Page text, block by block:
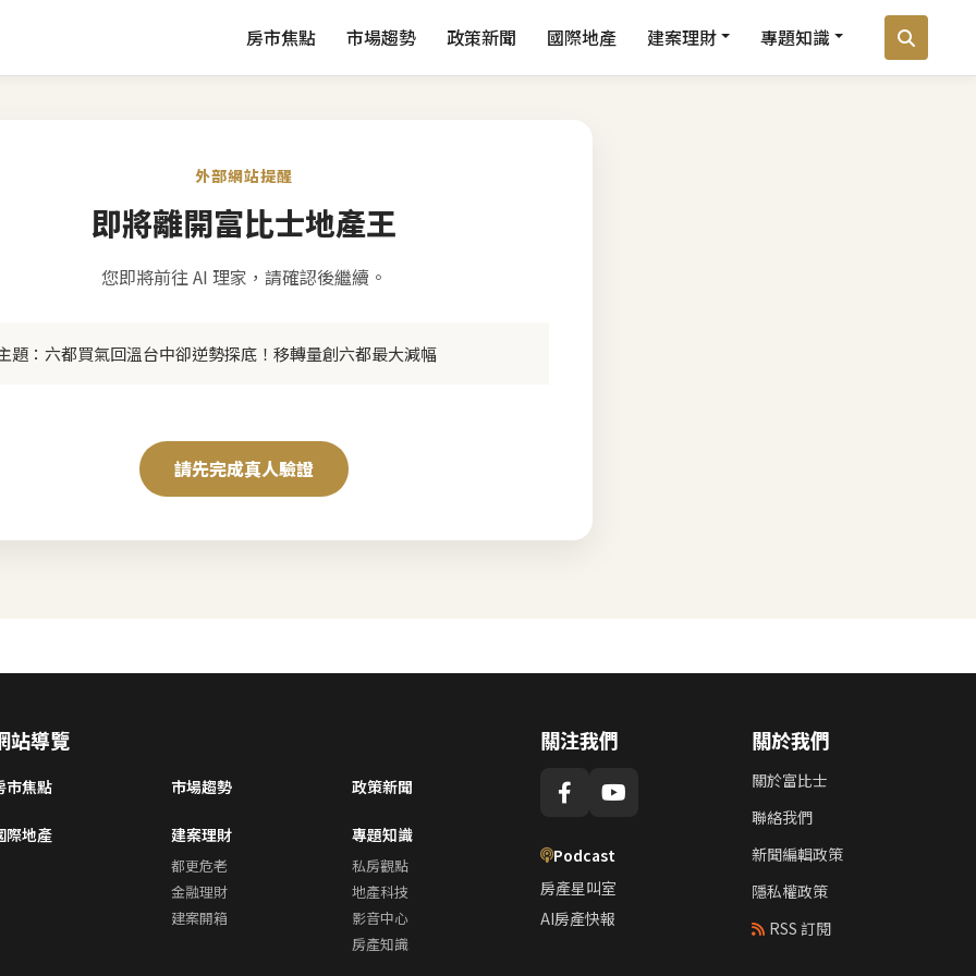
房市焦點 市場趨勢 政策新聞 國際地產 建案理財 專題知識
外部網站提醒
即將離開富比士地產王
您即將前往 AI 理家，請確認後繼續。
題： 六都買氣回溫台中卻逆勢探底！移轉量創六都最大減幅
請先完成真人驗證
站導覽
市焦點 市場趨勢 政策新聞
際地產 建案理財
都更危老
金融理財
建案開箱
專題知識
私房觀點
地產科技
影音中心
房產知識
關注我們
Podcast
房產星叫室
AI房產快報
關於我們
關於富比士
聯絡我們
新聞編輯政策
隱私權政策
RSS 訂閱